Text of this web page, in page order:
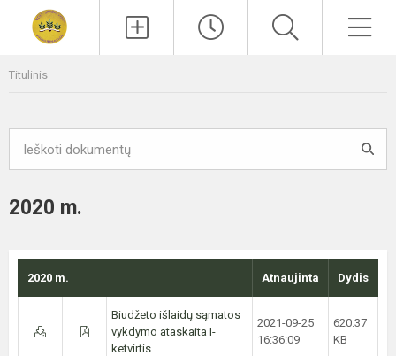
Titulinis
2020 m.
2020 m. Atnaujinta Dydis
Biudžeto išlaidų sąmatos
vykdymo ataskaita I-
ketvirtis
2021-09-25
16:36:09
620.37
KB